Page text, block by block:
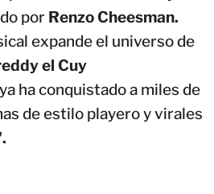
por Renzo Cheesman.
expande el universo de
el Cuy
ha conquistado a miles de
de estilo playero y virales